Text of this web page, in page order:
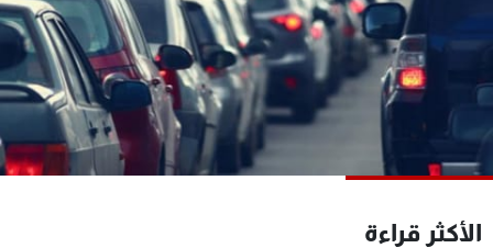
الأكثر قراءة
البرامج
جدول البرامج
شاهد البرامج
الترددات
الإنـتـاج